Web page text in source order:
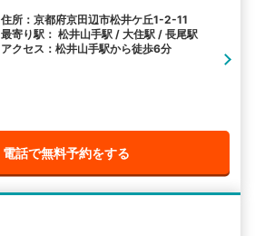
住所：京都府京田辺市松井ケ丘1-2-11
最寄り駅： 松井山手駅 / 大住駅 / 長尾駅
アクセス：松井山手駅から徒歩6分
電話で無料予約をする